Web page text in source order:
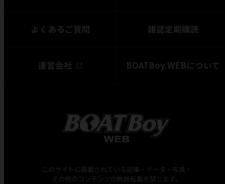
よくあるご質問 雑誌定期購読
運営会社 BOATBoy WEBについて
このサイトに掲載されている記事・データ・写真・
その他のコンテンツの無断転載を禁じます。